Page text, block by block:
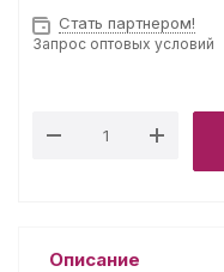
Стать партнером!
Запрос оптовых условий
Описание